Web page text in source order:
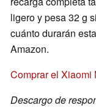
ligero y pesa 32 g
cuánto durarán
Amazon.
Comprar el Xiaomi
Descargo de